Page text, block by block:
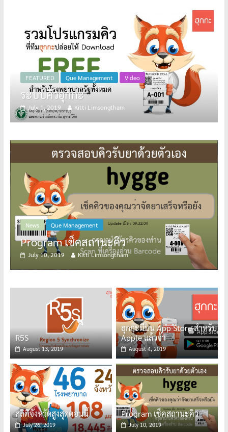
Video Video
Remind
May 5, 2019 Kitti
สถานะคิว
Kitti Limsongtham
Que Management
Terminal ห้องฉุ
July 5, 2019
August 13, 2019
ฮุกกะมีบน App Store สำหรับ
Apple แล้วจ้า
August 4, 2019
สถิติจังหวัดสูงสุดตอนนี้
July 26, 2019
Program เช็คสถานะคิว
July 10, 2019